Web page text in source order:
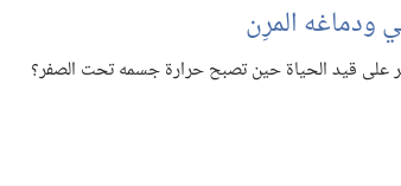
ودماغه المرِن
على قيد الحياة حين تصبح حرارة جسمه تحت الصفر؟‏